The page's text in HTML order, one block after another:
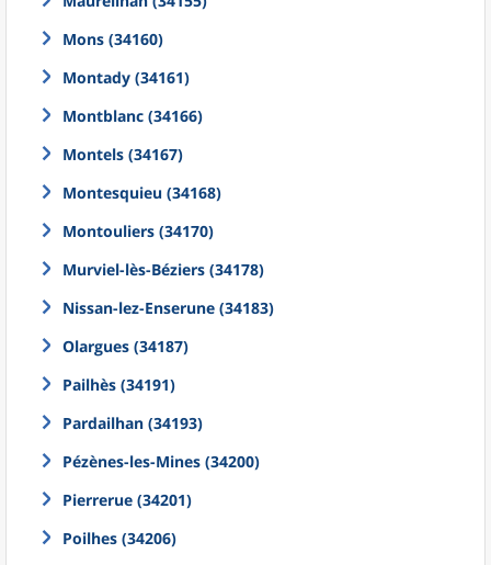
Mons (34160)
Montady (34161)
Montblanc (34166)
Montels (34167)
Montesquieu (34168)
Montouliers (34170)
Murviel-lès-Béziers (34178)
Nissan-lez-Enserune (34183)
Olargues (34187)
Pailhès (34191)
Pardailhan (34193)
Pézènes-les-Mines (34200)
Pierrerue (34201)
Poilhes (34206)